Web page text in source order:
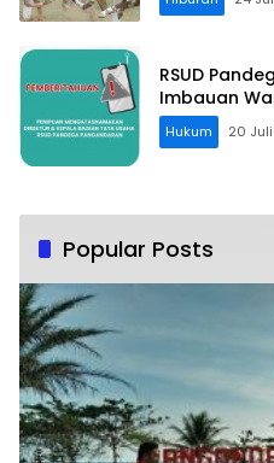
RSUD
Imbauan
Hukum 20
Popular Posts